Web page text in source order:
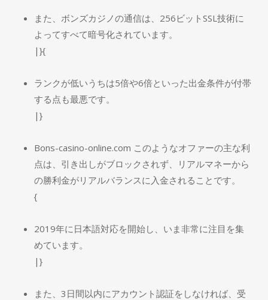
また、ボンズカジノの通信は、256ビットSSL技術に
よってすべて暗号化されています。
|}{
ランクが低いうちは5倍や6倍といった出金条件が付帯
する点も最悪です。
|}
Bons-casino-online.com このようなオファーの主な利
点は、引き出しがブロックされず、リアルマネーから
の勝利金がリアルバランスに入金されることです。
{
2019年に日本語対応を開始し、いま非常に注目を集
めています。
|}
また、3日間以内にアカウント認証をしなければ、受